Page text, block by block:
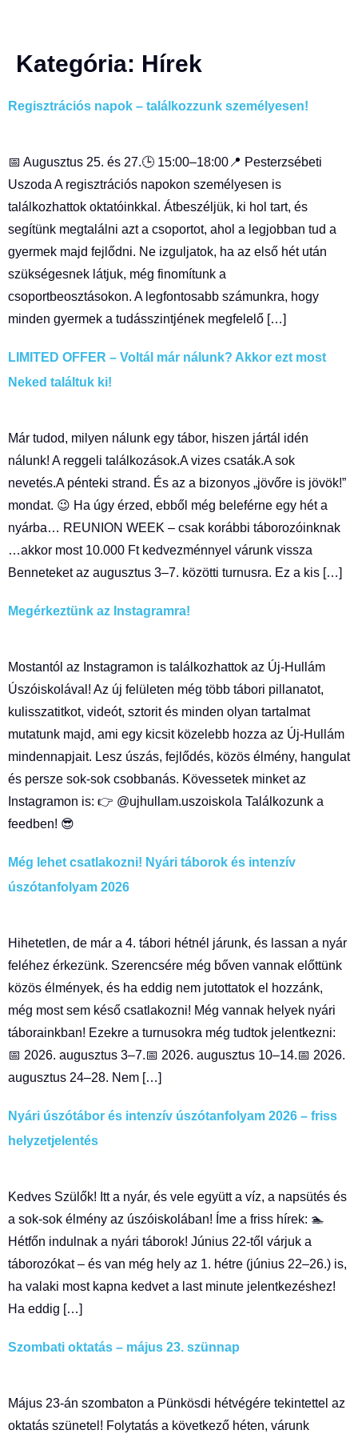
Kategória: Hírek
Regisztrációs napok – találkozzunk személyesen!
📅 Augusztus 25. és 27.🕒 15:00–18:00📍 Pesterzsébeti
Uszoda A regisztrációs napokon személyesen is
találkozhattok oktatóinkkal. Átbeszéljük, ki hol tart, és
segítünk megtalálni azt a csoportot, ahol a legjobban tud a
gyermek majd fejlődni. Ne izguljatok, ha az első hét után
szükségesnek látjuk, még finomítunk a
csoportbeosztásokon. A legfontosabb számunkra, hogy
minden gyermek a tudásszintjének megfelelő […]
LIMITED OFFER – Voltál már nálunk? Akkor ezt most
Neked találtuk ki!
Már tudod, milyen nálunk egy tábor, hiszen jártál idén
nálunk! A reggeli találkozások.A vizes csaták.A sok
nevetés.A pénteki strand. És az a bizonyos „jövőre is jövök!”
mondat. 😉 Ha úgy érzed, ebből még beleférne egy hét a
nyárba… REUNION WEEK – csak korábbi táborozóinknak
…akkor most 10.000 Ft kedvezménnyel várunk vissza
Benneteket az augusztus 3–7. közötti turnusra. Ez a kis […]
Megérkeztünk az Instagramra!
Mostantól az Instagramon is találkozhattok az Új-Hullám
Úszóiskolával! Az új felületen még több tábori pillanatot,
kulisszatitkot, videót, sztorit és minden olyan tartalmat
mutatunk majd, ami egy kicsit közelebb hozza az Új-Hullám
mindennapjait. Lesz úszás, fejlődés, közös élmény, hangulat
és persze sok-sok csobbanás. Kövessetek minket az
Instagramon is: 👉 @ujhullam.uszoiskola Találkozunk a
feedben! 😎
Még lehet csatlakozni! Nyári táborok és intenzív
úszótanfolyam 2026
Hihetetlen, de már a 4. tábori hétnél járunk, és lassan a nyár
feléhez érkezünk. Szerencsére még bőven vannak előttünk
közös élmények, és ha eddig nem jutottatok el hozzánk,
még most sem késő csatlakozni! Még vannak helyek nyári
táborainkban! Ezekre a turnusokra még tudtok jelentkezni:
📅 2026. augusztus 3–7.📅 2026. augusztus 10–14.📅 2026.
augusztus 24–28. Nem […]
Nyári úszótábor és intenzív úszótanfolyam 2026 – friss
helyzetjelentés
Kedves Szülők! Itt a nyár, és vele együtt a víz, a napsütés és
a sok-sok élmény az úszóiskolában! Íme a friss hírek: 🏊
Hétfőn indulnak a nyári táborok! Június 22-től várjuk a
táborozókat – és van még hely az 1. hétre (június 22–26.) is,
ha valaki most kapna kedvet a last minute jelentkezéshez!
Ha eddig […]
Szombati oktatás – május 23. szünnap
Május 23-án szombaton a Pünkösdi hétvégére tekintettel az
oktatás szünetel! Folytatás a következő héten, várunk